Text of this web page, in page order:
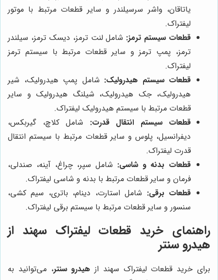
یاتاقان، واشر سرسیلندر و سایر قطعات مرتبط با موتور
لیفتراک.
قطعات سیستم ترمز: شامل لنت ترمز، دیسک ترمز، سیلندر
ترمز، پمپ ترمز و سایر قطعات مرتبط با سیستم ترمز
لیفتراک.
قطعات سیستم هیدرولیک: شامل پمپ هیدرولیک، شیر
هیدرولیک، جک هیدرولیک، شیلنگ هیدرولیک و سایر
قطعات مرتبط با سیستم هیدرولیک لیفتراک.
قطعات سیستم انتقال قدرت: شامل کلاچ، گیربکس،
دیفرانسیل، پلوس و سایر قطعات مرتبط با سیستم انتقال
قدرت لیفتراک.
قطعات بدنه و شاسی: شامل سپر، چراغ، آینه، صندلی،
فرمان و سایر قطعات مرتبط با بدنه و شاسی لیفتراک.
قطعات برقی: شامل استارت، دینام، باتری، سیم کشی،
سنسور و سایر قطعات مرتبط با سیستم برقی لیفتراک.
راهنمای خرید قطعات لیفتراک سهند از
هیدرو سنتر
برای خرید قطعات لیفتراک سهند از هیدرو سنتر، می‌توانید به